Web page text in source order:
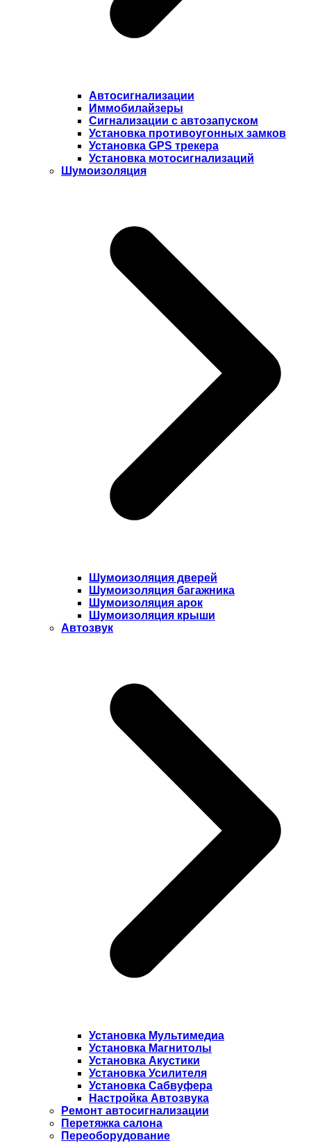
Автосигнализации
Иммобилайзеры
Сигнализации с автозапуском
Установка противоугонных замков
Установка GPS трекера
Установка мотосигнализаций
Шумоизоляция
Шумоизоляция дверей
Шумоизоляция багажника
Шумоизоляция арок
Шумоизоляция крыши
Автозвук
Установка Мультимедиа
Установка Магнитолы
Установка Акустики
Установка Усилителя
Установка Сабвуфера
Настройка Автозвука
Ремонт автосигнализации
Перетяжка салона
Переоборудование